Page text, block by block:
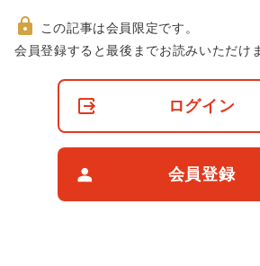
非
この記事は会員限定です。
会員登録すると最後までお読みいただけ
ログイン
会員登録